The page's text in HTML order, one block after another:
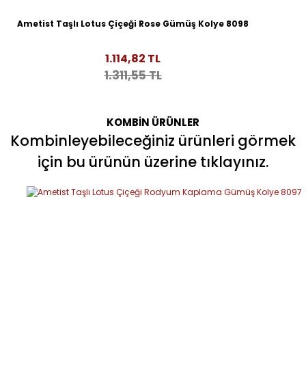
Ametist Taşlı Lotus Çiçeği Rose Gümüş Kolye 8098
1.114,82 TL
1.311,55 TL
KOMBİN ÜRÜNLER
Kombinleyebileceğiniz ürünleri görmek
için bu ürünün üzerine tıklayınız.